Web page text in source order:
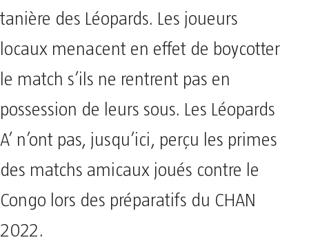
tanière des Léopards. Les joueurs
locaux menacent en effet de boycotter
le match s’ils ne rentrent pas en
possession de leurs sous. Les Léopards
A’ n’ont pas, jusqu’ici, perçu les primes
des matchs amicaux joués contre le
Congo lors des préparatifs du CHAN
2022.